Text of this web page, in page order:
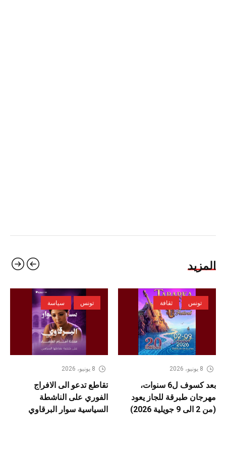
المزيد
تونس ثقافة
8 يونيو، 2026
بعد كسوف ل6 سنوات،
مهرجان طبرقة للجاز يعود
(من 2 الى 9 جويلية 2026)
تونس سياسة
8 يونيو، 2026
تقاطع تدعو الى الافراج
الفوري على الناشطة
السياسية سوار البرقاوي